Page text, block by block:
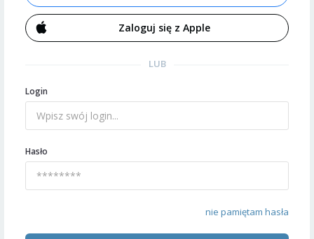
Zaloguj się z Apple
LUB
Login
Hasło
nie pamiętam hasła